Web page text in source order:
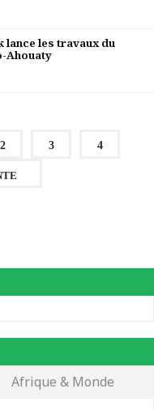
lance les travaux du
Ahouaty
2 3 4
Afrique & Monde